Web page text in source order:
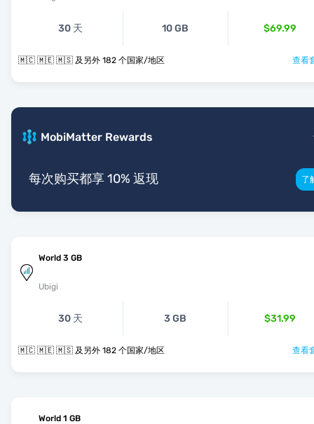
30 天 10 GB $69.99
🇲🇨 🇲🇪 🇲🇸 及另外 182 个国家/地区 查看
MobiMatter Rewards
每次购买都享 10% 返现 了
World 3 GB
Ubigi
30 天 3 GB $31.99
🇲🇨 🇲🇪 🇲🇸 及另外 182 个国家/地区 查看
World 1 GB